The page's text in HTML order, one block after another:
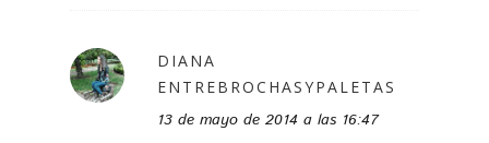
DIANA
ENTREBROCHASYPALETAS
13 de mayo de 2014 a las 16:47